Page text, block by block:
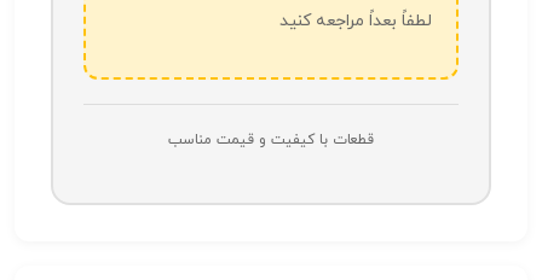
لطفاً بعداً مراجعه کنید
قطعات با کیفیت و قیمت مناسب